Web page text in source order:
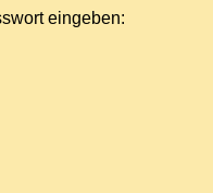
eingeben: